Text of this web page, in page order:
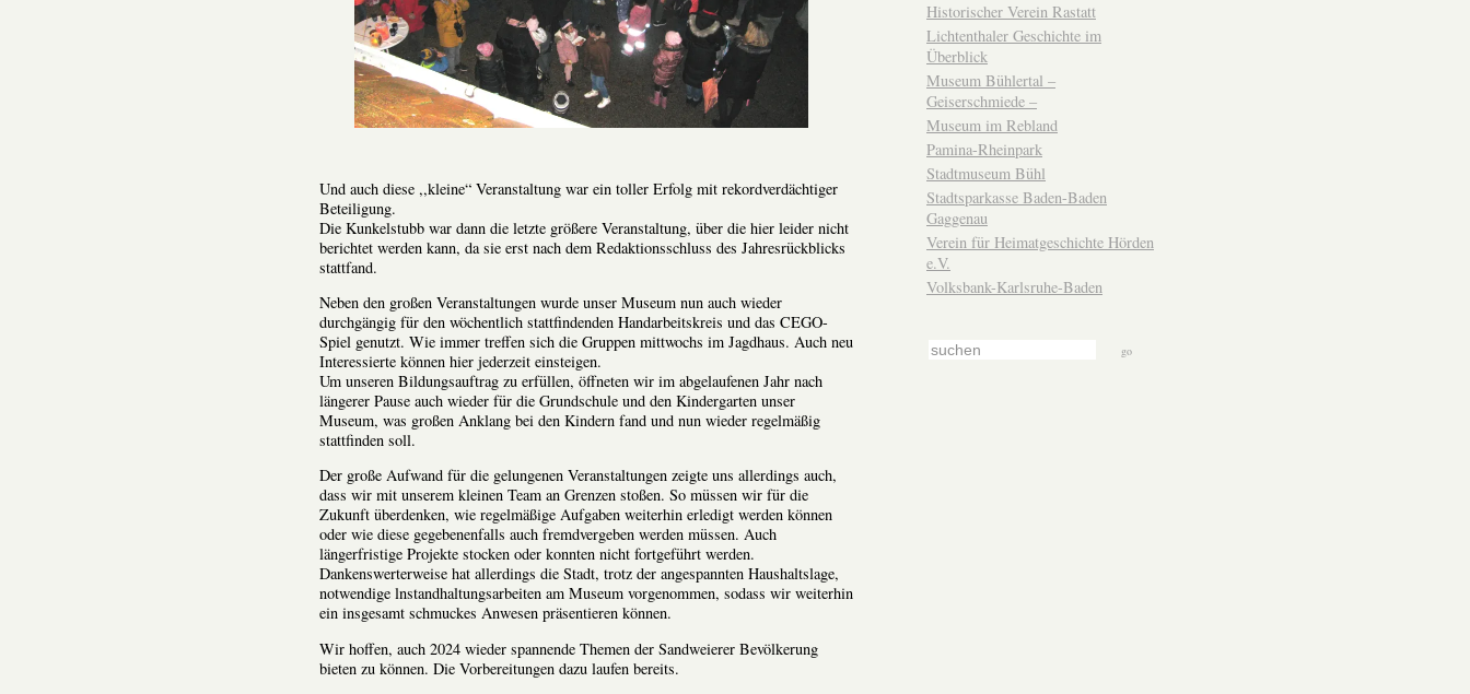
Und auch diese ,,kleine“ Veranstaltung war ein toller Erfolg mit rekordverdächtiger
Beteiligung.
Die Kunkelstubb war dann die letzte größere Veranstaltung, über die hier leider nicht
berichtet werden kann, da sie erst nach dem Redaktionsschluss des Jahresrückblicks
stattfand.
Neben den großen Veranstaltungen wurde unser Museum nun auch wieder
durchgängig für den wöchentlich stattfindenden Handarbeitskreis und das CEGO-
Spiel genutzt. Wie immer treffen sich die Gruppen mittwochs im Jagdhaus. Auch neu
Interessierte können hier jederzeit einsteigen.
Um unseren Bildungsauftrag zu erfüllen, öffneten wir im abgelaufenen Jahr nach
längerer Pause auch wieder für die Grundschule und den Kindergarten unser
Museum, was großen Anklang bei den Kindern fand und nun wieder regelmäßig
stattfinden soll.
Der große Aufwand für die gelungenen Veranstaltungen zeigte uns allerdings auch,
dass wir mit unserem kleinen Team an Grenzen stoßen. So müssen wir für die
Zukunft überdenken, wie regelmäßige Aufgaben weiterhin erledigt werden können
oder wie diese gegebenenfalls auch fremdvergeben werden müssen. Auch
längerfristige Projekte stocken oder konnten nicht fortgeführt werden.
Dankenswerterweise hat allerdings die Stadt, trotz der angespannten Haushaltslage,
notwendige lnstandhaltungsarbeiten am Museum vorgenommen, sodass wir weiterhin
ein insgesamt schmuckes Anwesen präsentieren können.
Wir hoffen, auch 2024 wieder spannende Themen der Sandweierer Bevölkerung
bieten zu können. Die Vorbereitungen dazu laufen bereits.
Historischer Verein Rastatt
Lichtenthaler Geschichte im
Überblick
Museum Bühlertal –
Geiserschmiede –
Museum im Rebland
Pamina-Rheinpark
Stadtmuseum Bühl
Stadtsparkasse Baden-Baden
Gaggenau
Verein für Heimatgeschichte Hörden
e.V.
Volksbank-Karlsruhe-Baden